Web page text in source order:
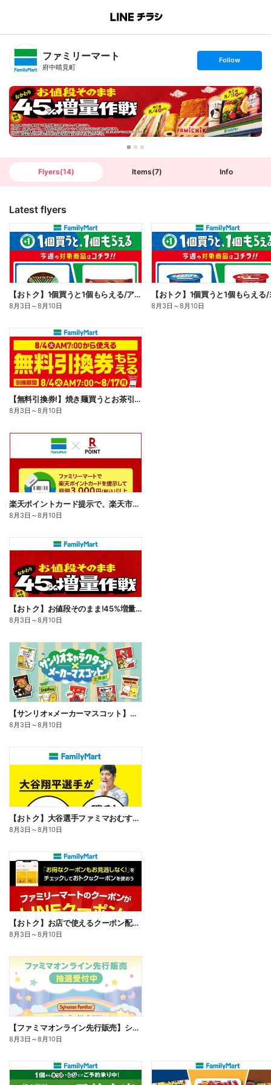
B
n
T
ファミリーマート
府中晴見町
s
t
o
l
l
o
w
Follow
Flyers(14) Items(7) Info
Latest flyers
【おトク】1個買うと1個もらえる/アイス
8月3日 ～8月10日 8月3日 ～8月10日
【無料引換券!】焼き麺買うとお茶引換券貰える!
8月3日 ～8月10日
楽天ポイントカード提示で、楽天市場でのお買い物がおトクに!
8月3日 ～8月10日
【おトク】お値段そのまま!45%増量作戦!
8月3日 ～8月10日
【サンリオ×メーカーマスコット】オリジナルグッズ貰える!
8月3日 ～8月10日
【おトク】大谷選手ファミマおむすび割
8月3日 ～8月10日
【おトク】お店で使えるクーポン配信中
8月3日 ～8月10日
【ファミマオンライン先行販売】シルバニアファミリー
8月3日 ～8月10日